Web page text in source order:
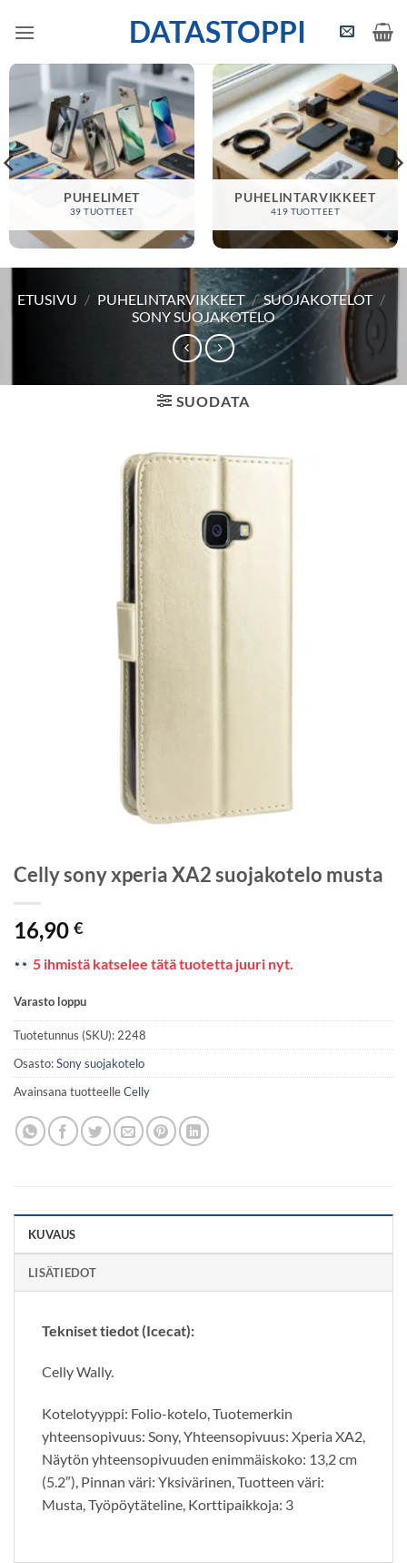
DATASTOPPI
PUHELIMET
39 TUOTTEET
PUHELINTARVIKKEET
419 TUOTTEET
ETUSIVU / PUHELINTARVIKKEET / SUOJAKOTELOT /
SONY SUOJAKOTELO
SUODATA
Celly sony xperia XA2 suojakotelo musta
16,90 €
5 ihmistä katselee tätä tuotetta juuri nyt.
Varasto loppu
Tuotetunnus (SKU): 2248
Osasto:Sony suojakotelo
Avainsana tuotteelleCelly
KUVAUS
LISÄTIEDOT
Tekniset tiedot (Icecat):
Celly Wally.
Kotelotyyppi: Folio-kotelo, Tuotemerkin
yhteensopivuus: Sony, Yhteensopivuus: Xperia XA2,
Näytön yhteensopivuuden enimmäiskoko: 13,2 cm
(5.2″), Pinnan väri: Yksivärinen, Tuotteen väri:
Musta, Työpöytäteline, Korttipaikkoja: 3